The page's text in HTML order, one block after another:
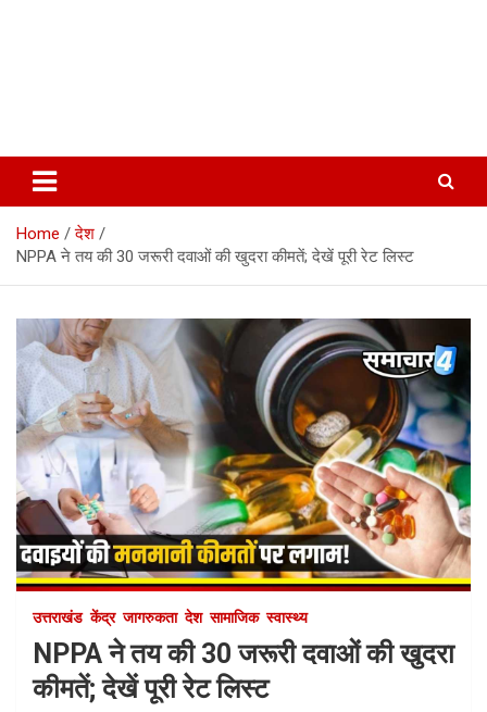
Home
देश
NPPA ने तय की 30 जरूरी दवाओं की खुदरा कीमतें; देखें पूरी रेट लिस्ट
उत्तराखंड केंद्र जागरुकता देश सामाजिक स्वास्थ्य
NPPA ने तय की 30 जरूरी दवाओं की खुदरा
कीमतें; देखें पूरी रेट लिस्ट